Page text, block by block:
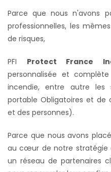
Parce que nous n'avons
professionnelles, les
de risques,
PFI Protect France
personnalisée et
incendie, entre autre les
portable Obligatoires et de
et des personnes).
Parce que nous avons
au cœur de notre stratégie
un réseau de partenaires